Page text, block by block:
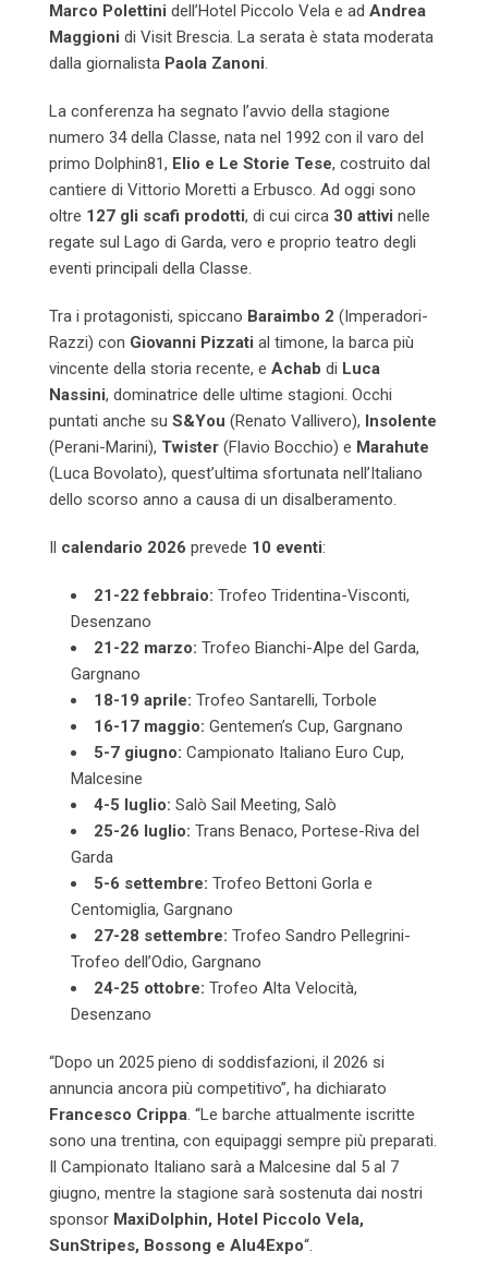
Marco Polettini dell’Hotel Piccolo Vela e ad Andrea
Maggioni di Visit Brescia. La serata è stata moderata
dalla giornalista Paola Zanoni.
La conferenza ha segnato l’avvio della stagione
numero 34 della Classe, nata nel 1992 con il varo del
primo Dolphin81, Elio e Le Storie Tese, costruito dal
cantiere di Vittorio Moretti a Erbusco. Ad oggi sono
oltre 127 gli scafi prodotti, di cui circa 30 attivi nelle
regate sul Lago di Garda, vero e proprio teatro degli
eventi principali della Classe.
Tra i protagonisti, spiccano Baraimbo 2 (Imperadori-
Razzi) con Giovanni Pizzati al timone, la barca più
vincente della storia recente, e Achab di Luca
Nassini, dominatrice delle ultime stagioni. Occhi
puntati anche su S&You (Renato Vallivero), Insolente
(Perani-Marini), Twister (Flavio Bocchio) e Marahute
(Luca Bovolato), quest’ultima sfortunata nell’Italiano
dello scorso anno a causa di un disalberamento.
Il calendario 2026 prevede 10 eventi:
21-22 febbraio: Trofeo Tridentina-Visconti,
Desenzano
21-22 marzo: Trofeo Bianchi-Alpe del Garda,
Gargnano
18-19 aprile: Trofeo Santarelli, Torbole
16-17 maggio: Gentemen’s Cup, Gargnano
5-7 giugno: Campionato Italiano Euro Cup,
Malcesine
4-5 luglio: Salò Sail Meeting, Salò
25-26 luglio: Trans Benaco, Portese-Riva del
Garda
5-6 settembre: Trofeo Bettoni Gorla e
Centomiglia, Gargnano
27-28 settembre: Trofeo Sandro Pellegrini-
Trofeo dell’Odio, Gargnano
24-25 ottobre: Trofeo Alta Velocità,
Desenzano
“Dopo un 2025 pieno di soddisfazioni, il 2026 si
annuncia ancora più competitivo”, ha dichiarato
Francesco Crippa. “Le barche attualmente iscritte
sono una trentina, con equipaggi sempre più preparati.
Il Campionato Italiano sarà a Malcesine dal 5 al 7
giugno, mentre la stagione sarà sostenuta dai nostri
sponsor MaxiDolphin, Hotel Piccolo Vela,
SunStripes, Bossong e Alu4Expo“.